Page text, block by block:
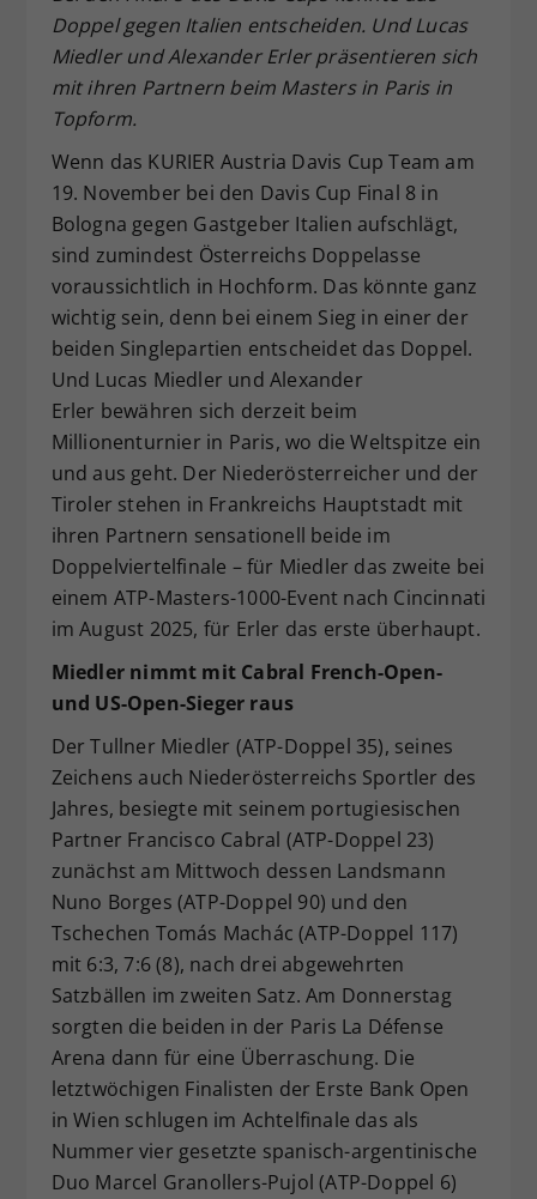
Doppel gegen Italien entscheiden. Und Lucas
Miedler und Alexander Erler präsentieren sich
mit ihren Partnern beim Masters in Paris in
Topform.
Wenn das KURIER Austria Davis Cup Team am
19. November bei den Davis Cup Final 8 in
Bologna gegen Gastgeber Italien aufschlägt,
sind zumindest Österreichs Doppelasse
voraussichtlich in Hochform. Das könnte ganz
wichtig sein, denn bei einem Sieg in einer der
beiden Singlepartien entscheidet das Doppel.
Und Lucas Miedler und Alexander
Erler bewähren sich derzeit beim
Millionenturnier in Paris, wo die Weltspitze ein
und aus geht. Der Niederösterreicher und der
Tiroler stehen in Frankreichs Hauptstadt mit
ihren Partnern sensationell beide im
Doppelviertelfinale – für Miedler das zweite bei
einem ATP-Masters-1000-Event nach Cincinnati
im August 2025, für Erler das erste überhaupt.
Miedler nimmt mit Cabral French-Open-
und US-Open-Sieger raus
Der Tullner Miedler (ATP-Doppel 35), seines
Zeichens auch Niederösterreichs Sportler des
Jahres, besiegte mit seinem portugiesischen
Partner Francisco Cabral (ATP-Doppel 23)
zunächst am Mittwoch dessen Landsmann
Nuno Borges (ATP-Doppel 90) und den
Tschechen Tomás Machác (ATP-Doppel 117)
mit 6:3, 7:6 (8), nach drei abgewehrten
Satzbällen im zweiten Satz. Am Donnerstag
sorgten die beiden in der Paris La Défense
Arena dann für eine Überraschung. Die
letztwöchigen Finalisten der Erste Bank Open
in Wien schlugen im Achtelfinale das als
Nummer vier gesetzte spanisch-argentinische
Duo Marcel Granollers-Pujol (ATP-Doppel 6)
Zweck
Dieser Wert speichert Ihre Consent-
Einstellungen. Unter anderem eine
zufällig generierte ID, für die
Webseiten-Betreiber dies eingestellt
hat.